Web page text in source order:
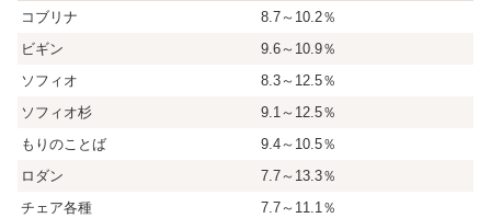
コブリナ
8.7～10.2％
ビギン
9.6～10.9％
ソフィオ
8.3～12.5％
ソフィオ杉
9.1～12.5％
もりのことば
9.4～10.5％
ロダン
7.7～13.3％
チェア各種
7.7～11.1％